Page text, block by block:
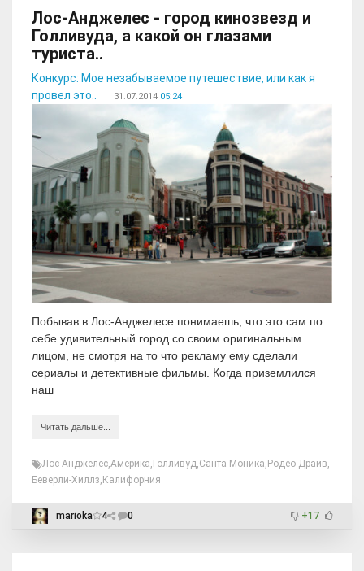
Лос-Анджелес - город кинозвезд и
Голливуда, а какой он глазами
туриста..
Конкурс: Мое незабываемое путешествие, или как я
провел это..
31.07.2014 05:24
Побывав в Лос-Анджелесе понимаешь, что это сам по
себе удивительный город со своим оригинальным
лицом, не смотря на то что рекламу ему сделали
сериалы и детективные фильмы. Когда приземлился
наш
Читать дальше...
Лос-Анджелес,Америка, Голливуд,Санта-Моника, Родео Драйв,
Беверли-Хиллз, Калифорния
marioka 4 0 +17